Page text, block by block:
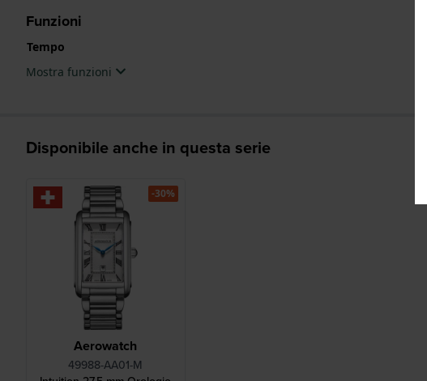
Funzioni
Tempo
Mostra funzioni
Disponibile anche in questa serie
Aerowatch
49988-AA01-M
-30%